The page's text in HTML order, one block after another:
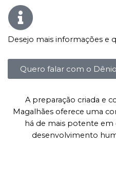
Desejo mais informações e
Quero falar com o Dênio
A preparação criada e
Magalhães oferece uma
há de mais potente em
desenvolvimento